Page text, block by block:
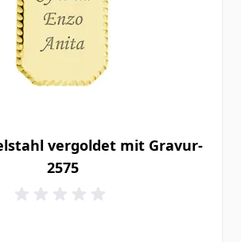
vergoldet mit Gravur-
2575